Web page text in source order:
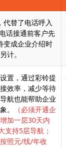
代替了电话呼入
话接通前客户先
变成企业介绍时
计。
置，通过彩铃提
效率，减少等待
航也能帮助企业
。
（必须开通企
加一层30天内
支持5层导航；
照元/线/年收